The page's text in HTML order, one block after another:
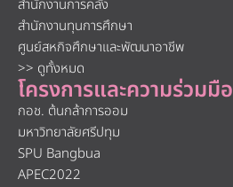
สำนักงานการคลัง
สำนักงานทุนการศึกษา
ศูนย์สหกิจศึกษาและพัฒนาอาชีพ
>> ดูทั้งหมด
โครงการและความร่วมมือ
กอช. ต้นกล้าการออม
มหาวิทยาลัยศรีปทุม
SPU Bangbua
APEC2022